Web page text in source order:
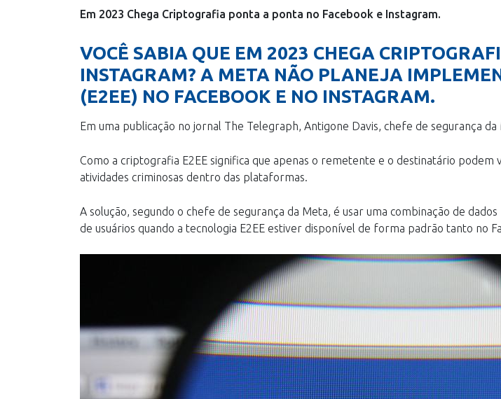
Em 2023 Chega Criptografia ponta a ponta no Facebook e Instagram.
VOCÊ SABIA QUE EM 2023 CHEGA
INSTAGRAM? A META NÃO PLANEJA
(E2EE) NO FACEBOOK E NO INSTAGRAM.
Em uma publicação no jornal The Telegraph, Antigone Davis, chefe de segurança
Como a criptografia E2EE significa que apenas o remetente e o destinatário podem
atividades criminosas dentro das plataformas.
A solução, segundo o chefe de segurança da Meta, é usar uma combinação de
de usuários quando a tecnologia E2EE estiver disponível de forma padrão tanto no